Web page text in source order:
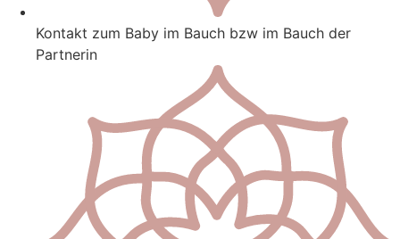
Kontakt zum Baby im Bauch bzw im Bauch der
Partnerin